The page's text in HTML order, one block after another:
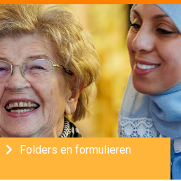
Folders en formulieren